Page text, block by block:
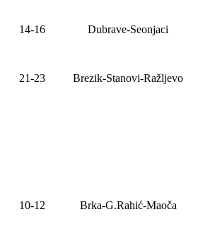
14-16 Dubrave-Seonjaci
21-23 Brezik-Stanovi-Ražljevo
10-1 2 Brka-G.Rahić-Maoča